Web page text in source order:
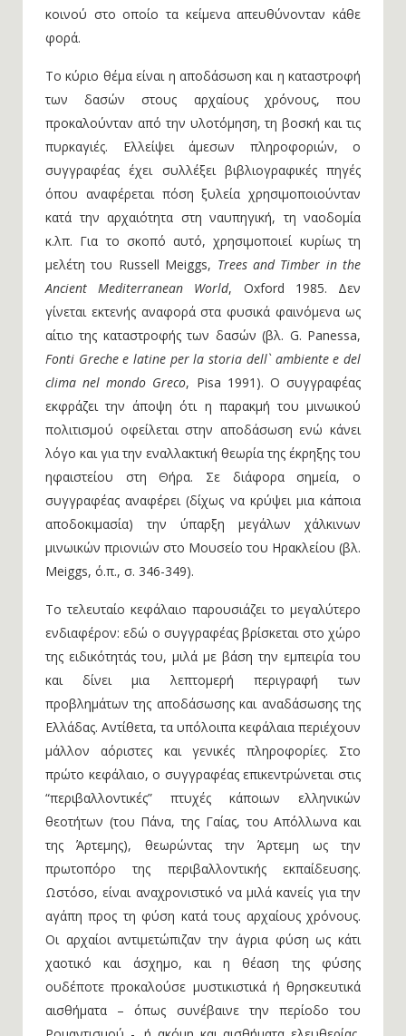
κοινού στο οποίο τα κείμενα απευθύνονταν κάθε
φορά.
Το κύριο θέμα είναι η αποδάσωση και η καταστροφή
των δασών στους αρχαίους χρόνους, που
προκαλούνταν από την υλοτόμηση, τη βοσκή και τις
πυρκαγιές. Ελλείψει άμεσων πληροφοριών, ο
συγγραφέας έχει συλλέξει βιβλιογραφικές πηγές
όπου αναφέρεται πόση ξυλεία χρησιμοποιούνταν
κατά την αρχαιότητα στη ναυπηγική, τη ναοδομία
κ.λπ. Για το σκοπό αυτό, χρησιμοποιεί κυρίως τη
μελέτη του Russell Meiggs, Trees and Timber in the
Ancient Mediterranean World, Oxford 1985. Δεν
γίνεται εκτενής αναφορά στα φυσικά φαινόμενα ως
αίτιο της καταστροφής των δασών (βλ. G. Panessa,
Fonti Greche e latine per la storia dell` ambiente e del
clima nel mondo Greco, Pisa 1991). Ο συγγραφέας
εκφράζει την άποψη ότι η παρακμή του μινωικού
πολιτισμού οφείλεται στην αποδάσωση ενώ κάνει
λόγο και για την εναλλακτική θεωρία της έκρηξης του
ηφαιστείου στη Θήρα. Σε διάφορα σημεία, ο
συγγραφέας αναφέρει (δίχως να κρύψει μια κάποια
αποδοκιμασία) την ύπαρξη μεγάλων χάλκινων
μινωικών πριονιών στο Μουσείο του Ηρακλείου (βλ.
Meiggs, ό.π., σ. 346-349).
Το τελευταίο κεφάλαιο παρουσιάζει το μεγαλύτερο
ενδιαφέρον: εδώ ο συγγραφέας βρίσκεται στο χώρο
της ειδικότητάς του, μιλά με βάση την εμπειρία του
και δίνει μια λεπτομερή περιγραφή των
προβλημάτων της αποδάσωσης και αναδάσωσης της
Ελλάδας. Αντίθετα, τα υπόλοιπα κεφάλαια περιέχουν
μάλλον αόριστες και γενικές πληροφορίες. Στο
πρώτο κεφάλαιο, ο συγγραφέας επικεντρώνεται στις
“περιβαλλοντικές” πτυχές κάποιων ελληνικών
θεοτήτων (του Πάνα, της Γαίας, του Απόλλωνα και
της Άρτεμης), θεωρώντας την Άρτεμη ως την
πρωτοπόρο της περιβαλλοντικής εκπαίδευσης.
Ωστόσο, είναι αναχρονιστικό να μιλά κανείς για την
αγάπη προς τη φύση κατά τους αρχαίους χρόνους.
Οι αρχαίοι αντιμετώπιζαν την άγρια φύση ως κάτι
χαοτικό και άσχημο, και η θέαση της φύσης
ουδέποτε προκαλούσε μυστικιστικά ή θρησκευτικά
αισθήματα – όπως συνέβαινε την περίοδο του